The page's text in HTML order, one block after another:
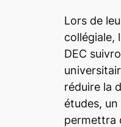
Lors de
collégiale,
DEC
réduire la
études,
permettra